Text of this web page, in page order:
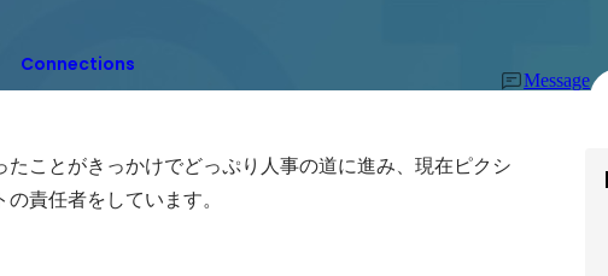
Connections
Message
ことがきっかけでどっぷり人事の道に進み、現在ピクシ
責任者をしています。